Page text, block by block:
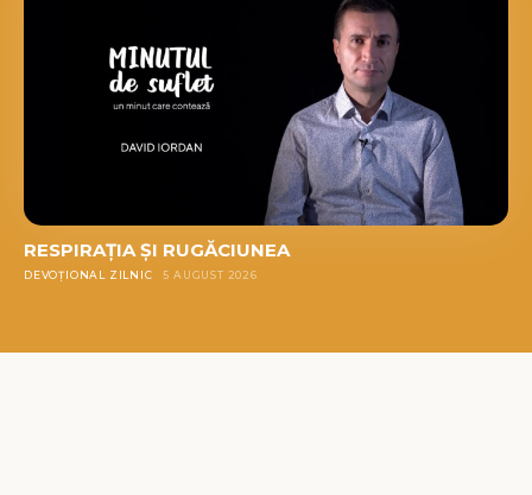
RESPIRAȚIA ȘI RUGĂCIUNEA
DEVOȚIONAL ZILNIC 5 AUGUST 2026